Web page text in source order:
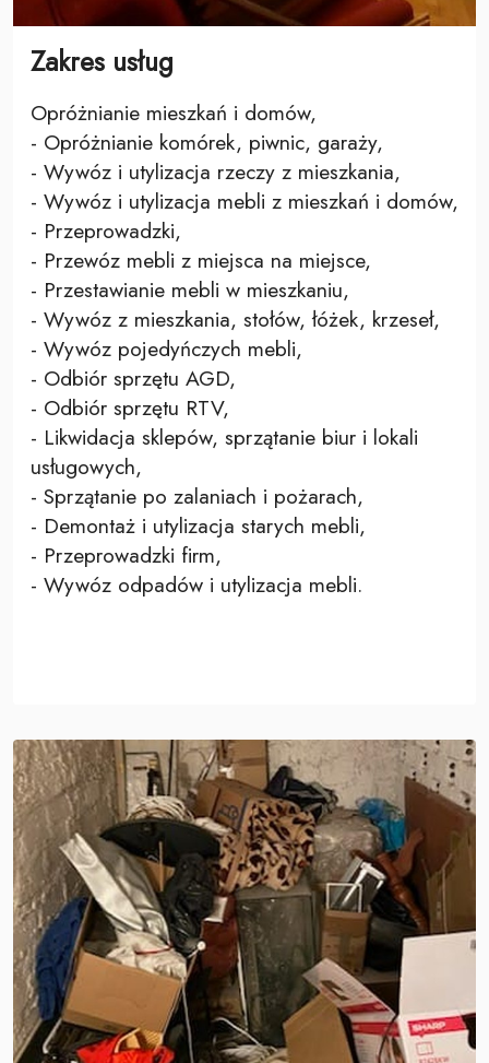
Zakres usług
Opróżnianie mieszkań i domów,
- Opróżnianie komórek, piwnic, garaży,
- Wywóz i utylizacja rzeczy z mieszkania,
- Wywóz i utylizacja mebli z mieszkań i domów,
- Przeprowadzki,
- Przewóz mebli z miejsca na miejsce,
- Przestawianie mebli w mieszkaniu,
- Wywóz z mieszkania, stołów, łóżek, krzeseł,
- Wywóz pojedyńczych mebli,
- Odbiór sprzętu AGD,
- Odbiór sprzętu RTV,
- Likwidacja sklepów, sprzątanie biur i lokali
usługowych,
- Sprzątanie po zalaniach i pożarach,
- Demontaż i utylizacja starych mebli,
- Przeprowadzki firm,
- Wywóz odpadów i utylizacja mebli.